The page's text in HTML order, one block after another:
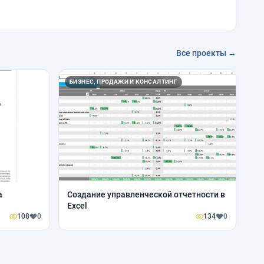
Все проекты →
108 0
БИЗНЕС, ПРОДАЖИ И КОНСАЛТИНГ
Создание управленческой отчетности в
Excel
134 0